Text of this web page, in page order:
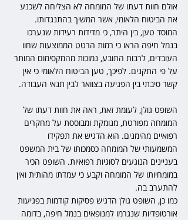
אולם חוות דעתו של המומחה לא הצליחה לשכנע
את הביטוח הלאומי, אשר המשיך בהתנגדותו.
המוסד טען, בין היתר, כי מדידות רעידות שנערכו
בנמל חיפה הראו כי רמות הרטט הממוצעות שחוו
העובדים, לרבות התובע, נמוכות מהמקסימום המותר
על פי התקנים. לפיכך, טען הביטוח הלאומי כי אין
קשר סיבתי בין הפגיעה בצוואר לבין תנאי העבודה.
השופט גולן, לעומת זאת, ראה את חוות דעתו של
המומחה מפורטת, מנומקת ומבוססת על מחקרים
רפואיים מהימנים. הוא הדגיש את תפקידו
המשמעותי של המומחה כסמכותו של בית המשפט
בעניינים הנוגעים לסוגיות רפואיות. השופט הכיר
במומחיותו של המומחה וקבע כי עמדתו מהותית ואין
להתערב בה.
כמו כן, השופט גולן הדגיש פסיקות קודמות בפגיעות
אורטופדיות שנגרמו למנופאים בנמל חיפה, בדומה